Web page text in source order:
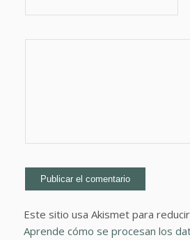
Este sitio usa Akismet para
Aprende cómo se procesan los